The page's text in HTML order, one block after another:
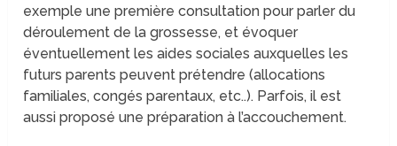
exemple une première consultation pour parler du
déroulement de la grossesse, et évoquer
éventuellement les aides sociales auxquelles les
futurs parents peuvent prétendre (allocations
familiales, congés parentaux, etc..). Parfois, il est
aussi proposé une préparation à l’accouchement.